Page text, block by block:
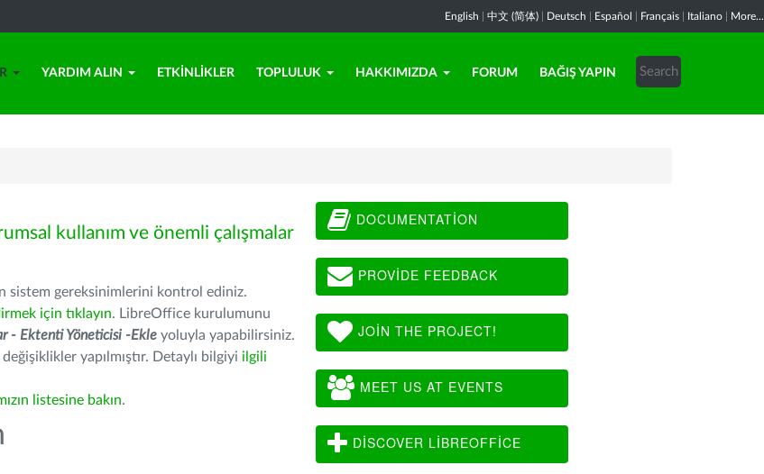
English 中文 (简体) Deutsch Español Français Italiano More...
YARDIM ALIN ETKINLIKLER TOPLULUK HAKKIMIZDA FORUM BAĞIŞ YAPIN
kullanım ve önemli çalışmalar
sistem gereksinimlerini kontrol ediniz.
için tıklayın. LibreOffice kurulumunu
- Ektenti Yöneticisi -Ekle yoluyla yapabilirsiniz.
yapılmıştır. Detaylı bilgiyi ilgili
listesine bakın.
DOCUMENTATION
PROVIDE FEEDBACK
JOIN THE PROJECT!
MEET US AT EVENTS
DISCOVER LIBREOFFICE